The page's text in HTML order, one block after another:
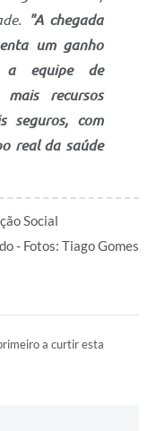
"A chegada
um ganho
a equipe de
recursos
seguros, com
real da saúde
Social
- Fotos: Tiago Gomes
a curtir esta